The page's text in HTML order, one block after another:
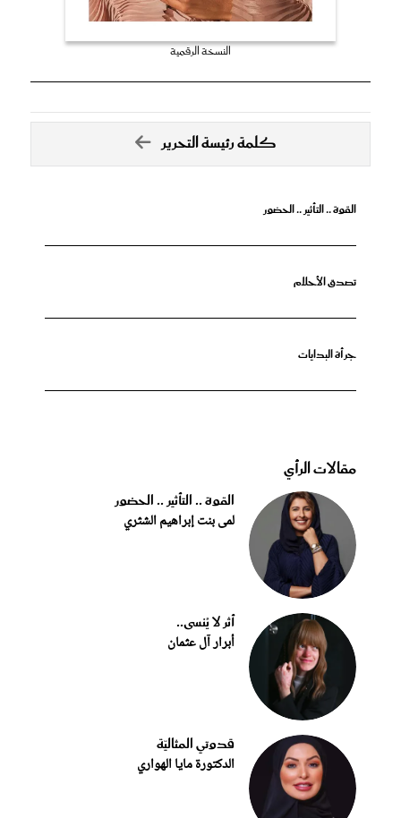
النسخة الرقمية
كلمة رئيسة التحرير
القوة .. التأثير .. الحضور
تصدق الأحلام
جرأة البدايات
مقالات الرأي
القوة .. التأثير .. الحضور
لمى بنت إبراهيم الشثري
أثر لا يُنسى..
أبرار آل عثمان
قدوتي المثاليّة
الدكتورة مايا الهواري